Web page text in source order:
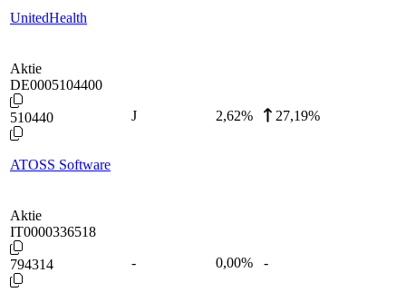
UnitedHealth
Aktie
DE0005104400
510440
ATOSS Software
J 2,62% 27,19%
Aktie
IT0000336518
794314 - 0,00% -